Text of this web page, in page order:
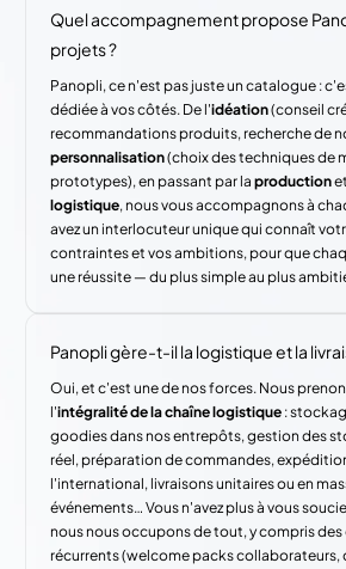
Quel accompagnement propose
projets ?
Panopli, ce n'est pas juste un catalogue :
dédiée à vos côtés. De l'idéation(conseil
recommandations produits, recherche de
personnalisation(choix des techniques de
prototypes), en passant par laproduction
logistique, nous vous accompagnons à
avez un interlocuteur unique qui connaît
contraintes et vos ambitions, pour que
une réussite — du plus simple au plus
Panopli gère-t-il la logistique et la
Oui, et c'est une de nos forces. Nous
l'intégralité de la chaîne logistique :
goodies dans nos entrepôts, gestion des
réel, préparation de commandes,
l'international, livraisons unitaires ou en
événements… Vous n'avez plus à vous
nous nous occupons de tout, y compris des
récurrents (welcome packs collaborateurs,